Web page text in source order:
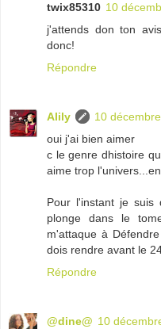
twix85310 10
j'attends don ton
donc!
Répondre
Alily
10
oui j'ai bien aimer
c le genre dhistoire
aime trop
Pour l'instant je suis
plonge dans le
m'attaque à
dois rendre avant le
Répondre
@dine@ 10